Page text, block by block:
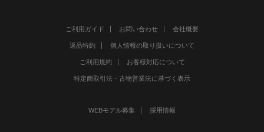
ご利用ガイド お問い合わせ 会社概要
返品特約 個人情報の取り扱いについて
ご利用規約 お客様対応について
特定商取引法・古物営業法に基づく表示
WEBモデル募集 採用情報